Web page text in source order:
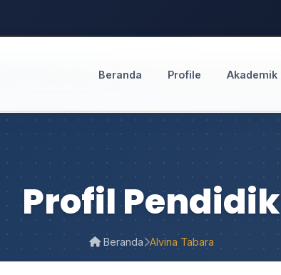
Beranda Profile Akademik
Profil Pendidik
Beranda Alvina Tabara